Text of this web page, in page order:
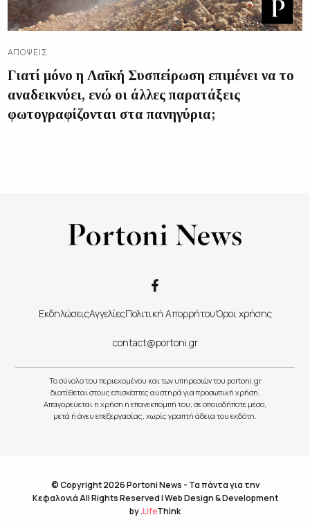
ΑΠΌΨΕΙΣ
Γιατί μόνο η Λαϊκή Συσπείρωση επιμένει να το
αναδεικνύει, ενώ οι άλλες παρατάξεις
φωτογραφίζονται στα πανηγύρια;
ΕκδηλώσειςΑγγελίεςΠολιτική ΑπορρήτουΌροι χρήσης
contact@portoni.gr
Το σύνολο του περιεχομένου και των υπηρεσιών του portoni.gr
διατίθεται στους επισκέπτες αυστηρά για προσωπική χρήση.
Απαγορεύεται η χρήση ή επανεκπομπή του, σε οποιοδήποτε μέσο,
μετά ή άνευ επεξεργασίας, χωρίς γραπτή άδεια του εκδότη.
© Copyright 2026 Portoni News - Τα πάντα για την
Κεφαλονιά All Rights Reserved |Web Design & Development
by.LifeThink